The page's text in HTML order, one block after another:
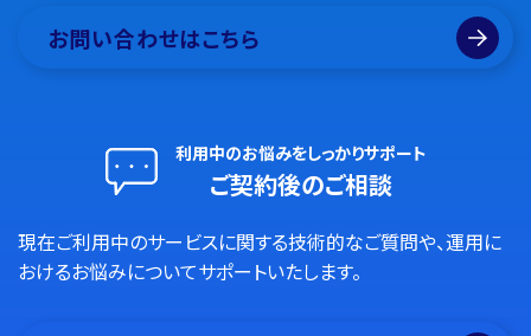
お問い合わせはこちら
利用中のお悩みをしっかりサポート
ご契約後のご相談
現在ご利用中のサービスに関する技術的なご質問や、運用に
おけるお悩みについてサポートいたします。